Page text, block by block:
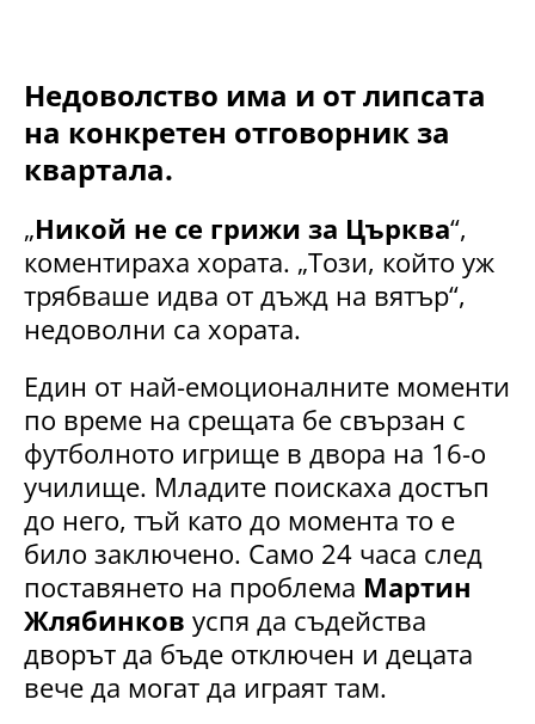
Недоволство има и от липсата
на конкретен отговорник за
квартала.
„Никой не се грижи за Църква“,
коментираха хората. „Този, който уж
трябваше идва от дъжд на вятър“,
недоволни са хората.
Един от най-емоционалните моменти
по време на срещата бе свързан с
футболното игрище в двора на 16-о
училище. Младите поискаха достъп
до него, тъй като до момента то е
било заключено. Само 24 часа след
поставянето на проблема Мартин
Жлябинков успя да съдейства
дворът да бъде отключен и децата
вече да могат да играят там.